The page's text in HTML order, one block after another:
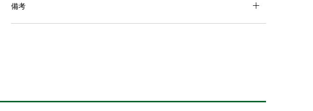
備考